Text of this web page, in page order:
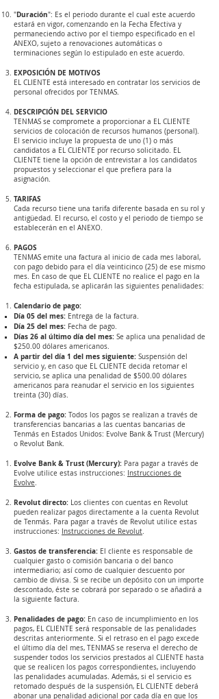
"Duración": Es el periodo durante el cual este acuerdo
estará en vigor, comenzando en la Fecha Efectiva y
permaneciendo activo por el tiempo especificado en el
ANEXO, sujeto a renovaciones automáticas o
terminaciones según lo estipulado en este acuerdo.
EXPOSICIÓN DE MOTIVOS
EL CLIENTE está interesado en contratar los servicios de
personal ofrecidos por TENMAS.
DESCRIPCIÓN DEL SERVICIO
TENMAS se compromete a proporcionar a EL CLIENTE
servicios de colocación de recursos humanos (personal).
El servicio incluye la propuesta de uno (1) o más
candidatos a EL CLIENTE por recurso solicitado. EL
CLIENTE tiene la opción de entrevistar a los candidatos
propuestos y seleccionar el que prefiera para la
asignación.
TARIFAS
Cada recurso tiene una tarifa diferente basada en su rol y
antigüedad. El recurso, el costo y el periodo de tiempo se
establecerán en el ANEXO.
PAGOS
TENMAS emite una factura al inicio de cada mes laboral,
con pago debido para el día veinticinco (25) de ese mismo
mes. En caso de que EL CLIENTE no realice el pago en la
fecha estipulada, se aplicarán las siguientes penalidades:
Calendario de pago:
​Día 05 del mes: Entrega de la factura.
Día 25 del mes: Fecha de pago.
Días 26 al último día del mes: Se aplica una penalidad de
$250.00 dólares americanos.
A partir del día 1 del mes siguiente: Suspensión del
servicio y, en caso que EL CLIENTE decida retomar el
servicio, se aplica una penalidad de $500.00 dólares
americanos para reanudar el servicio en los siguientes
treinta (30) días.
Forma de pago: Todos los pagos se realizan a través de
transferencias bancarias a las cuentas bancarias de
Tenmás en Estados Unidos: Evolve Bank & Trust (Mercury)
o Revolut Bank.
Evolve Bank & Trust (Mercury): Para pagar a través de
Evolve utilice estas instrucciones: Instrucciones de
Evolve.
Revolut directo: Los clientes con cuentas en Revolut
pueden realizar pagos directamente a la cuenta Revolut
de Tenmás. Para pagar a través de Revolut utilice estas
instrucciones: Instrucciones de Revolut.
Gastos de transferencia: El cliente es responsable de
cualquier gasto o comisión bancaria o del banco
intermediario; así como de cualquier descuento por
cambio de divisa. Si se recibe un depósito con un importe
descontado, éste se cobrará por separado o se añadirá a
la siguiente factura.
Penalidades de pago: En caso de incumplimiento en los
pagos, EL CLIENTE será responsable de las penalidades
descritas anteriormente. Si el retraso en el pago excede
el último día del mes, TENMAS se reserva el derecho de
suspender todos los servicios prestados al CLIENTE hasta
que se realicen los pagos correspondientes, incluyendo
las penalidades acumuladas. Además, si el servicio es
retomado después de la suspensión, EL CLIENTE deberá
abonar una penalidad adicional por cada día en que los